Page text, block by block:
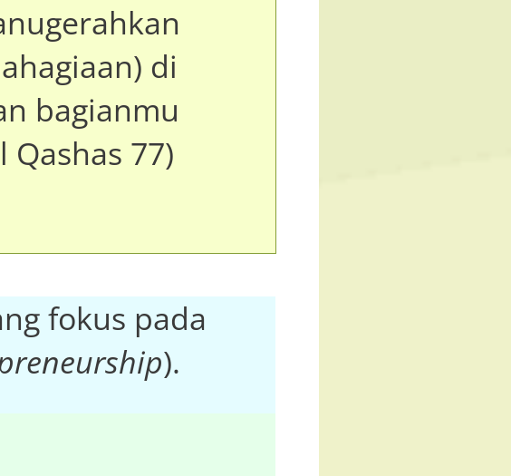
di
bagianmu
Qashas 77)
fokus pada
).